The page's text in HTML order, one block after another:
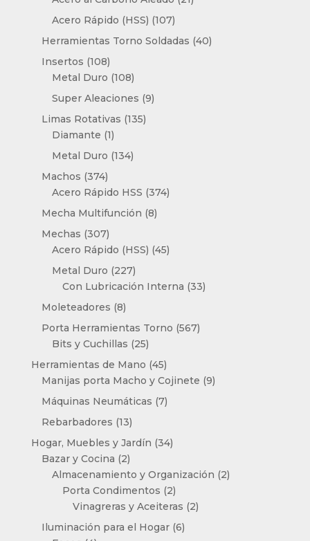
Acero Rápido (HSS) 107107
productos
Herramientas Torno Soldadas 4040
Insertos 108108
productos
Metal Duro 108108
productos
Super Aleaciones 99
Limas Rotativas 135135
Diamante 11
producto
Metal Duro 134134
Machos 374374
productos
Acero Rápido HSS 374374
Mecha Multifunción 88
Mechas 307307
productos
Acero Rápido (HSS) 4545
Metal Duro 227227
productos
Con Lubricación Interna 3333
Moleteadores 88
productos
Porta Herramientas Torno 567567
Bits y Cuchillas 2525
productos
Herramientas de Mano 4545
productos
Manijas porta Macho y Cojinete 99
Máquinas Neumáticas 77
Rebarbadores 1313
productos
Hogar, Muebles y Jardín 3434
Bazar y Cocina 22
productos
Almacenamiento y Organización 22
Porta Condimentos 22
productos
Vinagreras y Aceiteras 22
Iluminación para el Hogar 66